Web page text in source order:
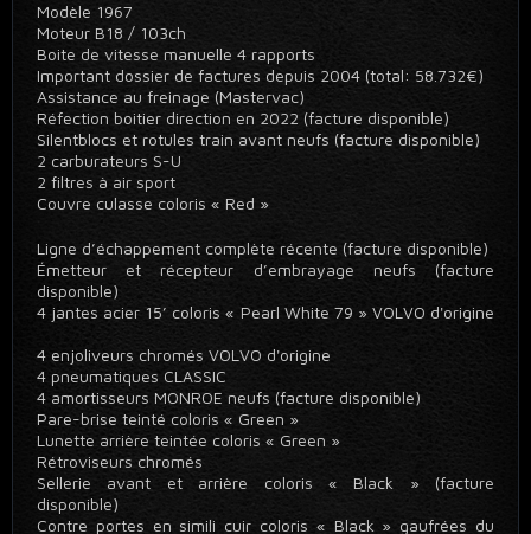
Modèle 1967
Moteur B18 / 103ch
Boite de vitesse manuelle 4 rapports
Important dossier de factures depuis 2004 (total: 58.732€)
Assistance au freinage (Mastervac)
Réfection boitier direction en 2022 (facture disponible)
Silentblocs et rotules train avant neufs (facture disponible)
2 carburateurs S-U
2 filtres à air sport
Couvre culasse coloris « Red »
Ligne d’échappement complète récente (facture disponible)
Émetteur et récepteur d’embrayage neufs (facture
disponible)
4 jantes acier 15’ coloris « Pearl White 79 » VOLVO d'origine
4 enjoliveurs chromés VOLVO d'origine
4 pneumatiques CLASSIC
4 amortisseurs MONROE neufs (facture disponible)
Pare-brise teinté coloris « Green »
Lunette arrière teintée coloris « Green »
Rétroviseurs chromés
Sellerie avant et arrière coloris « Black » (facture
disponible)
Contre portes en simili cuir coloris « Black » gaufrées du